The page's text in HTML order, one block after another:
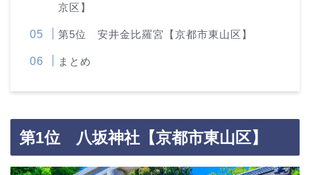
京区】
第5位 安井金比羅宮【京都市東山区】
まとめ
第1位 八坂神社【京都市東山区】